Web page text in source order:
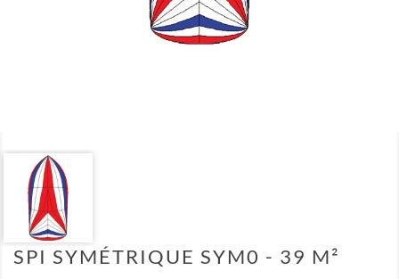
SPI SYMÉTRIQUE SYM0 - 39 M²